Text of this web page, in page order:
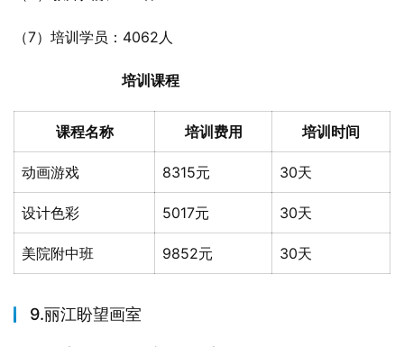
（7）培训学员：4062人
培训课程
课程名称 培训费用 培训时间
动画游戏 8315元 30天
设计色彩 5017元 30天
美院附中班 9852元 30天
9.丽江盼望画室